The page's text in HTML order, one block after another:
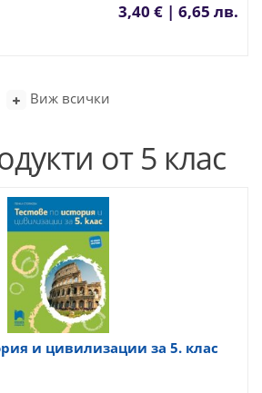
3,40 € | 6,65 лв.
Виж всички
от 5 клас
и цивилизации за 5. клас